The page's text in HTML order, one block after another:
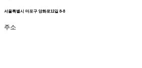
서울특별시 마포구 양화로12길 8-8
주소